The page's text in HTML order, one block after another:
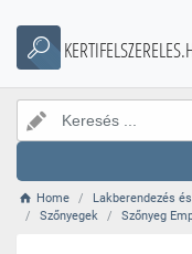
Home Lakberendezés
Szőnyegek
Szőnyeg